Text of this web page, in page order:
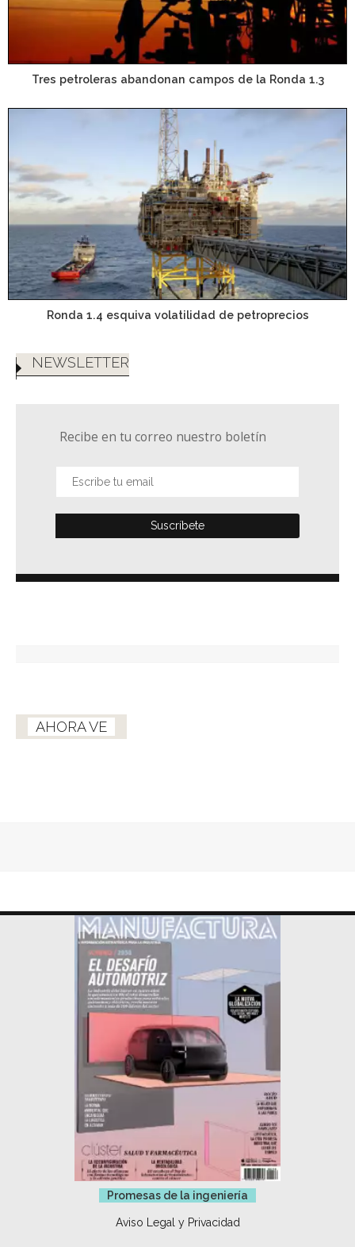
Tres petroleras abandonan campos de la Ronda 1.3
Ronda 1.4 esquiva volatilidad de petroprecios
NEWSLETTER
Recibe en tu correo nuestro boletín
AHORA VE
Promesas de la ingeniería
Aviso Legal y Privacidad